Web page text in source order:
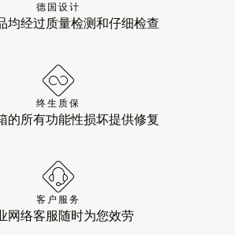
德国设计
均经过质量检测和仔细检查
终生质保
的所有功能性损坏提供修复
客户服务
网络客服随时为您效劳